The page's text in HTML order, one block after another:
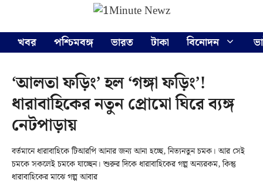
content
খবর
পশ্চিমবঙ্গ ভারত টাকা বিনোদন
‘আলতা ফড়িং’ হল ‘গঙ্গা ফড়িং’!
ধারাবাহিকের নতুন প্রোমো ঘিরে ব্যঙ্গ
নেটপাড়ায়
বর্তমানে ধারাবাহিকে টিআরপি আনার জন্য আনা হচ্ছে, নিত্যনতুন চমক। আর সেই
চমকে সকলেই চমকে যাচ্ছেন। শুরুর দিকে ধারাবাহিকের গল্প অন্যরকম, কিন্তু
ধারাবাহিকের মাঝে গল্প আবার